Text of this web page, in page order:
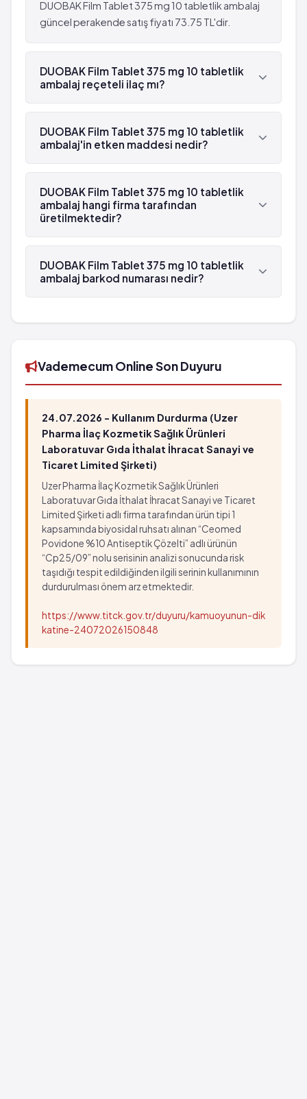
Kolay iyileşememe
Alerjik vaskülit
Kanlı ishal
Deri reaksiyonları
Mukozal inflamasyon
Kaşıntı
Aşırı duyarlılık
Gaza bağlı mide-bağırsakta şişkinlik
Doku şişkinliği
Bir çeşit mantar hastalığı
Pıhtılaşma zamanında artış
Sinir dokusunun etkilenmesi
Kan damarları iltihabı
Tat alma duyusunda bozulma
Yaygın: 10 hastanın birinden az, fakat 100
Bulantı
Karın ağrıları
zaman zaman gözlenir.
Enfeksiyöz mononükleoz viral kökenli bir hastalıktır.
Mononükleoza sahip hastaların büyük çoğunluğu
ampisilin aldığında deri döküntüsü görüldüğünden
bu ilacı kullanmamalıdır
Alerjik reaksiyon
Nefes darlığı
Sakinlik
Dışkıda kan görülmesi
Dermatit
Kırgınlık
Kandaki azot miktarında artış
Kandaki kreatin değerinde artış
Kolay iyileşememe
Kandaki tüm hücrelerde azalma
Alerjik vaskülit
Kanlı ishal
Deri reaksiyonları
Döküntü
Kaşıntı
Aşırı duyarlılık
Gaza bağlı mide-bağırsakta şişkinlik
Sinir dokusunun etkilenmesi
Kan damarları iltihabı
Tat alma duyusunda bozulma
Yaygın: 10 hastanın birinden az, fakat 100
hastanın birinden fazla görülebilir (%1 - %10)
Bulantı
Karın ağrısı
Karın ağrıları
Ampisilin kullanımına bağlı istenmeyen reaksiyonlar
zaman zaman gözlenir.
Enfeksiyöz mononükleoz viral kökenli bir hastalıktır.
Mononükleoza sahip hastaların büyük çoğunluğu
ampisilin aldığında deri döküntüsü görüldüğünden
bu ilacı kullanmamalıdır
DUOBAK Film Tablet 375 mg 10 tabletlik ambalaj
güncel perakende satış fiyatı 73.75 TL'dir.
DUOBAK Film Tablet 375 mg 10 tabletlik
ambalaj reçeteli ilaç mı?
Evet, DUOBAK Film Tablet 375 mg 10 tabletlik
ambalaj beyaz reçetelidir.
DUOBAK Film Tablet 375 mg 10 tabletlik
ambalaj'in etken maddesi nedir?
DUOBAK Film Tablet 375 mg 10 tabletlik
ambalaj'in etken maddesi Sultamisilin 'dür.
DUOBAK Film Tablet 375 mg 10 tabletlik
ambalaj hangi firma tarafından
üretilmektedir?
DUOBAK Film Tablet 375 mg 10 tabletlik ambalaj ,
Koçak Farma tarafından üretilmektedir.
DUOBAK Film Tablet 375 mg 10 tabletlik
ambalaj barkod numarası nedir?
ambalaj'in barkod numarası 8699828090199'tür.
Vademecum Online Son Duyuru
24.07.2026 - Kullanım Durdurma (Uzer
Pharma İlaç Kozmetik Sağlık Ürünleri
Laboratuvar Gıda İthalat İhracat Sanayi ve
Ticaret Limited Şirketi)
Uzer Pharma İlaç Kozmetik Sağlık Ürünleri
Laboratuvar Gıda İthalat İhracat Sanayi ve Ticaret
Limited Şirketi adlı firma tarafından ürün tipi 1
kapsamında biyosidal ruhsatı alınan “Ceomed
Povidone %10 Antiseptik Çözelti” adlı ürünün
“Cp25/09” nolu serisinin analizi sonucunda risk
taşıdığı tespit edildiğinden ilgili serinin kullanımının
durdurulması önem arz etmektedir.
https://www.titck.gov.tr/duyuru/kamuoyunun-dik
katine-24072026150848